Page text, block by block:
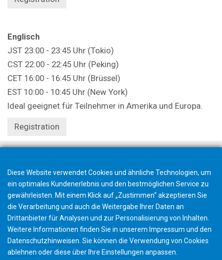
Englisch
JST 23:00 - 23:45 Uhr (Tokio)
CST 22:00 - 22:45 Uhr (Peking)
CET 16:00 - 16:45 Uhr (Brüssel)
EST 10:00 - 10:45 Uhr (New York)
Ideal geeignet für Teilnehmer in Amerika und Europa.
Registration
Diese Website verwendet Cookies und ähnliche Technologien, um
ein optimales Kundenerlebnis und den bestmöglichen Service zu
gewährleisten. Mit einem Klick auf „Zustimmen“ akzeptieren Sie
die Verarbeitung und auch die Weitergabe Ihrer Daten an
Drittanbieter für Analysen und zur Personalisierung von Inhalten.
Weitere Informationen finden Sie in unserem Impressum und den
Datenschutzhinweisen . Sie können die Verwendung von Cookies
ablehnen oder diese über Ihre Einstellungen anpassen.